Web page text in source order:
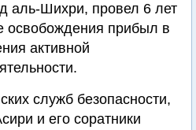
аль-Шихри, провел 6 лет
освобождения прибыл в
активной
служб безопасности,
и его соратники